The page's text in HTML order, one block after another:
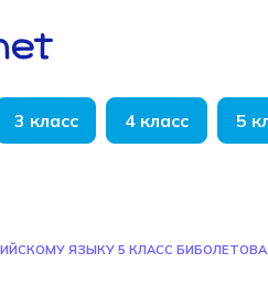
3 класс 4 класс 5
ЯЗЫКУ 5 КЛАСС